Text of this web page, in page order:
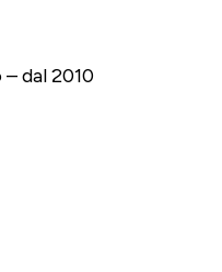
dal 2010